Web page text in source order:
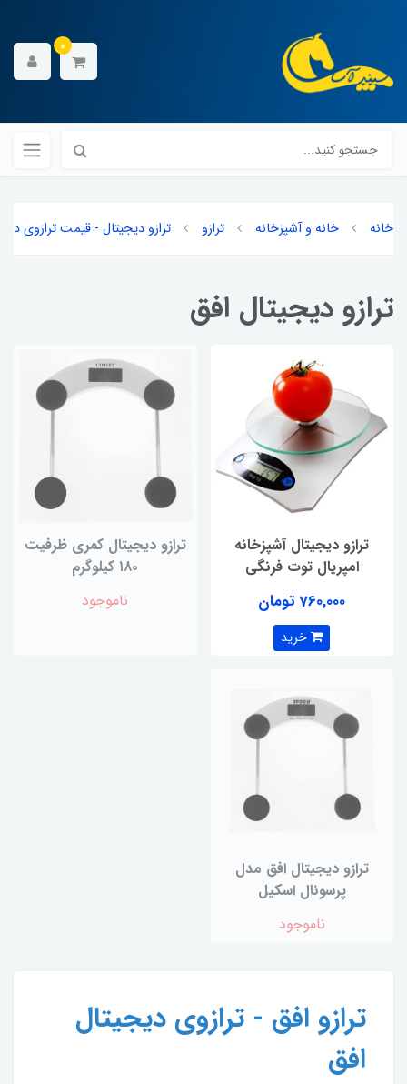
0
خانه خانه و آشپزخانه ترازو ترازو دیجیتال - قیمت ترازوی
ترازو دیجیتال افق
ترازو دیجیتال آشپزخانه
امپریال توت فرنگی
760,000 تومان
خرید
ترازو دیجیتال کمری ظرفیت
۱۸۰ کیلوگرم
ناموجود
ترازو دیجیتال افق مدل
پرسونال اسکیل
ناموجود
ترازو افق - ترازوی دیجیتال
افق